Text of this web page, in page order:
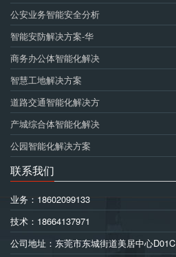
公安业务智能安全分析
智能安防解决方案-华
商务办公体智能化解决
智慧工地解决方案
道路交通智能化解决方
产城综合体智能化解决
公园智能化解决方案
联系我们
业务：18602099133
技术：18664137971
公司地址：东莞市东城街道美居中心D01C